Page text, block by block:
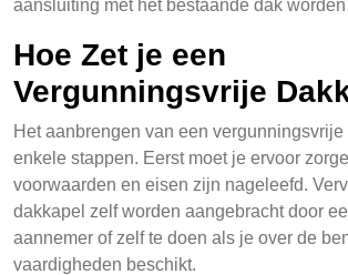
aansluiting met het bestaande dak
Hoe Zet je een
Vergunningsvrije
Het aanbrengen van een
enkele stappen. Eerst moet je ervoor
voorwaarden en eisen zijn nageleefd.
dakkapel zelf worden aangebracht door
aannemer of zelf te doen als je over de
vaardigheden beschikt.